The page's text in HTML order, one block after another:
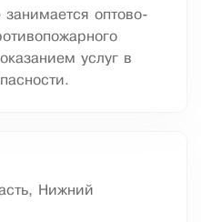
оптово-
услуг в
Нижний